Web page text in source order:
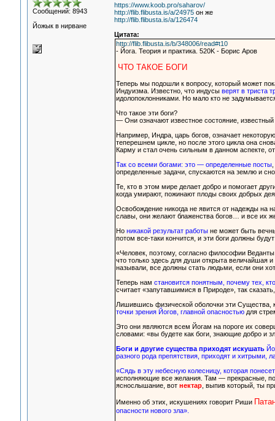
Сообщений: 8943
Йожык в нирване
https://www.koob.pro/saharov/
http://flib.flibusta.is/a/24975он же
http://flib.flibusta.is/a/126474
Цитата:
http://flib.flibusta.is/b/348006/read#t10
- Йога. Теория и практика. 520K - Борис Аров
ЧТО ТАКОЕ БОГИ
Теперь мы подошли к вопросу, который может
Индуизма. Известно, что индусы верят в триста
идолопоклонниками. Но мало кто не
Что такое эти боги?
— Они означают известное состояние, известный
Например, Индра, царь богов, означает
теперешнем цикле, но после этого цикла она
Карму и стал очень сильным в данном аспекте,
Так со всеми богами: это — определенные посты,
определенные задачи, спускаются на землю и
Те, кто в этом мире делает добро и помогает
когда умирают, пожинают плоды своих добрых
Освобождение никогда не явится от надежды на
славы, они желают блаженства богов… и все их
Но никакой результат работыне может быть
потом все-таки кончится, и эти боги должны
«Человек, поэтому, согласно философии
что только здесь для души открыта величайшая
называли, все должны стать людьми, если они
Теперь нам становится понятным, почему тех,
считает «запутавшимися в Природе», так
Лишившись физической оболочки эти Существа,
точки зрения Йогов, главной опасностьюдля
Это они являются всем Йогам на пороге их
словами: «вы будете как боги, знающие добро и
Боги и другие существа приходят искушать
разного рода препятствия, приходят и
«Сядь в эту небесную колесницу, которая
исполняющие все желания. Там — прекрасные,
яснослышание, вот нектар, выпив который, ты
Именно об этих, искушениях говорит Риши
опасности нового зла».